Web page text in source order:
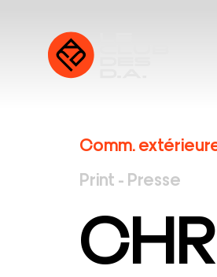
Comm.
Print - Presse